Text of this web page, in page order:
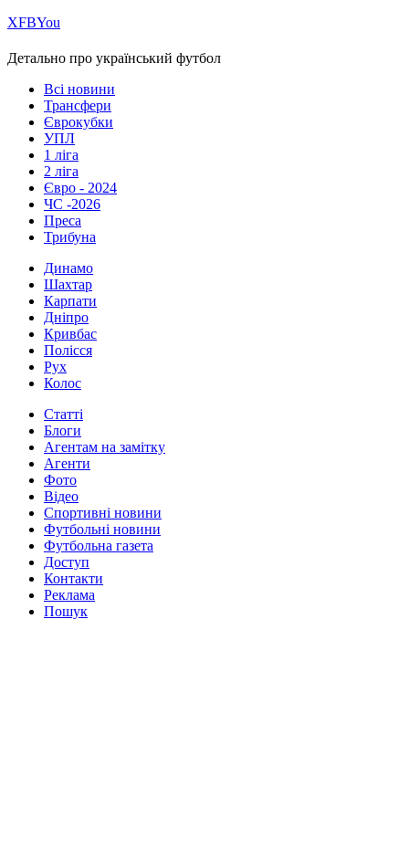
ХFBYou
Детально про український футбол
Всі новини
Трансфери
Єврокубки
УПЛ
1 ліга
2 ліга
Євро - 2024
ЧС -2026
Преса
Трибуна
Динамо
Шахтар
Карпати
Дніпро
Кривбас
Полісся
Рух
Колос
Статті
Блоги
Агентам на замітку
Агенти
Фото
Відео
Спортивні новини
Футбольні новини
Футбольна газета
Доступ
Контакти
Реклама
Пошук